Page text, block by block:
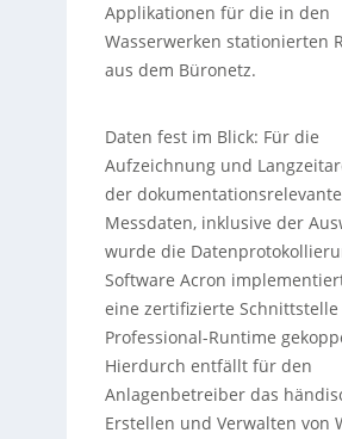
Applikationen für die in den
Wasserwerken stationierten
aus dem Büronetz.
Daten fest im Blick: Für die
Aufzeichnung und
der
Messdaten, inklusive der
wurde die
Software Acron
eine zertifizierte Schnittstelle
Professional-Runtime
Hierdurch entfällt für den
Anlagenbetreiber das
Erstellen und Verwalten von